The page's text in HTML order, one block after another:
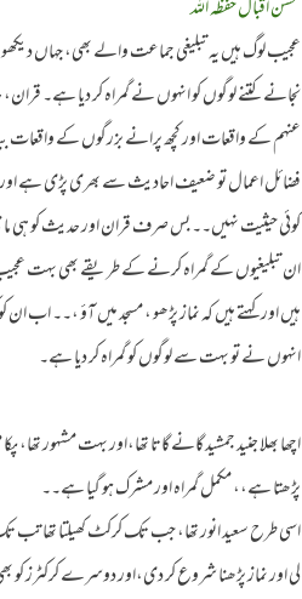
محسن اقبال حفظہ اللہ
عجیب لوگ ہیں یہ تبلیغی جماعت والے بھی، جہاں دیکھو
نجانے کتنے لوگوں کو انہوں نے گمراہ کر دیا ہے۔
عنہم کے واقعات اور کچھ پرانے بزرگوں کے
فضائل اعمال تو ضعیف احادیث سے بھری پڑی ہے اور
کوئی حیثیت نہیں۔۔ بس صرف قران اور حدیث کو ہی
ان تبلیغیوں کے گمراہ کرنے کے طریقے بھی بہت
ہیں اور کہتے ہیں کہ نماز پڑھو ، مسجد میں آؤ ،۔۔ اب
انہوں نے تو بہت سے لوگوں کو گمراہ کر دیا ہے۔
اچھا بھلا جنید جمشید گانے گاتا تھا،اور بہت مشہور
پڑھتا ہے،، مکمل گمراہ اور مشرک ہو گیا ہے۔۔
اسی طرح سعید انور تھا، جب تک کرکٹ کھیلتا تھا تب
لی اور نماز پڑھنا شروع کر دی،اور دوسرے کرکٹرز کو بھی